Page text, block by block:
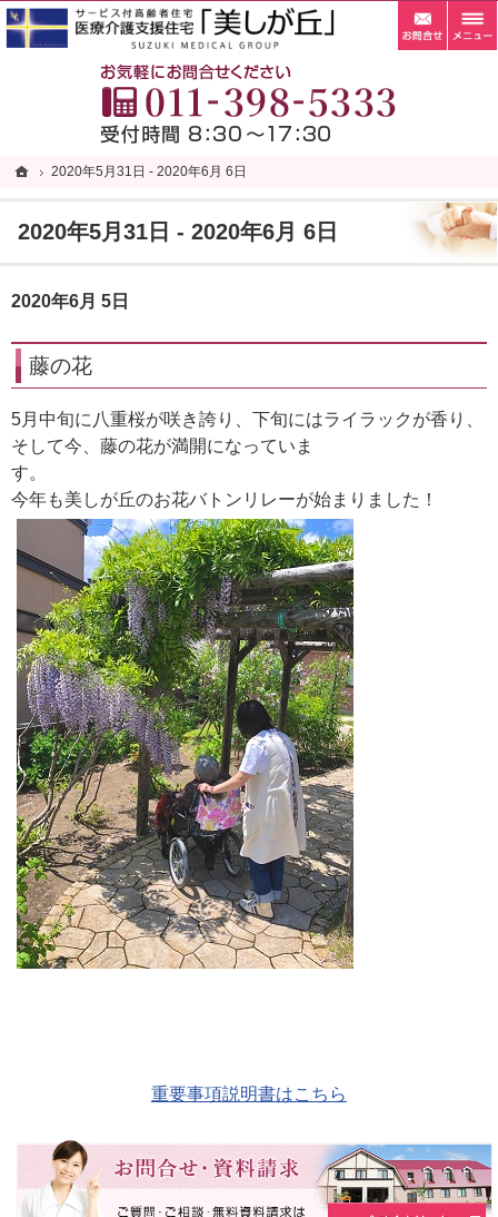
ホーム
2020年5月31日 - 2020年6月 6日
2020年5月31日 - 2020年6月 6日
札幌市清田区の老人ホーム・サービス付き高齢者向け住宅・サ高住なら当施設へ。
札幌市清田区の老人ホーム・サービス付き高齢者向け住宅・サ高住なら自家菜園がある「
2020年6月 5日
藤の花
5月中旬に八重桜が咲き誇り、下旬にはライラックが香り、
そして今、藤の花が満開になっていま
す。
今年も美しが丘のお花バトンリレーが始まりました！
重要事項説明書はこちら
お
ホーム
2020年5月31日 - 2020年6月 6日